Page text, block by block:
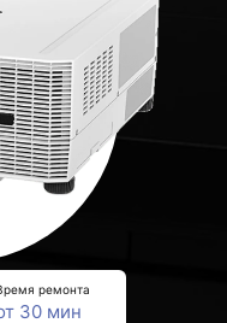
ремонта
30 мин